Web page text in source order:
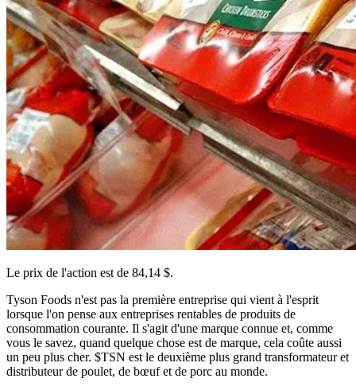
Le prix de l'action est de 84,14 $.
Tyson Foods n'est pas la première entreprise qui vient à l'esprit
lorsque l'on pense aux entreprises rentables de produits de
consommation courante. Il s'agit d'une marque connue et, comme
vous le savez, quand quelque chose est de marque, cela coûte aussi
un peu plus cher. $TSN est le deuxième plus grand transformateur et
distributeur de poulet, de bœuf et de porc au monde.